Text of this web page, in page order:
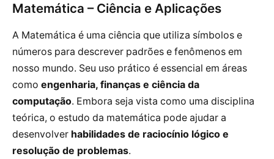
Matemática – Ciência e Aplicações
A Matemática é uma ciência que utiliza símbolos e
números para descrever padrões e fenômenos em
nosso mundo. Seu uso prático é essencial em áreas
como engenharia, finanças e ciência da
computação. Embora seja vista como uma disciplina
teórica, o estudo da matemática pode ajudar a
desenvolver habilidades de raciocínio lógico e
resolução de problemas.